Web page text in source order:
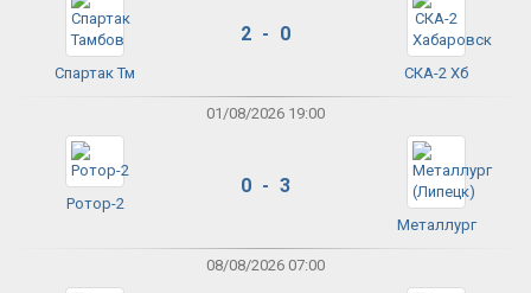
Спартак Тм
2 - 0
СКА-2 Хб
01/08/2026 19:00
Ротор-2
0 - 3
Металлург
08/08/2026 07:00